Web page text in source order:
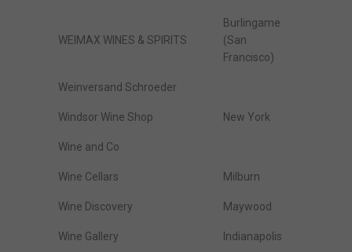
WEIMAX WINES & SPIRITS
Burlingame
(San
Francisco)
Weinversand Schroeder
Windsor Wine Shop New York
Wine and Co
Wine Cellars Milburn
Wine Discovery Maywood
Wine Gallery Indianapolis